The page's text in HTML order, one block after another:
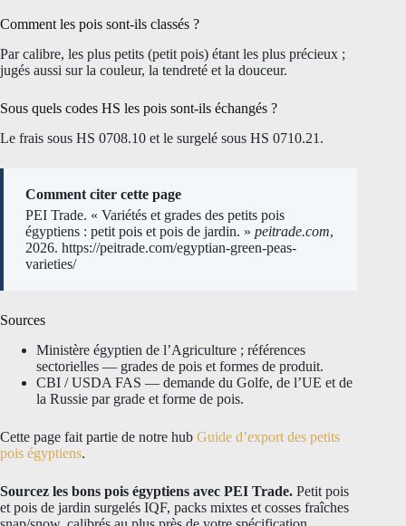
Comment les pois sont-ils classés ?
Par calibre, les plus petits (petit pois) étant les plus précieux ;
jugés aussi sur la couleur, la tendreté et la douceur.
Sous quels codes HS les pois sont-ils échangés ?
Le frais sous HS 0708.10 et le surgelé sous HS 0710.21.
Comment citer cette page
PEI Trade. « Variétés et grades des petits pois
égyptiens : petit pois et pois de jardin. » peitrade.com,
2026. https://peitrade.com/egyptian-green-peas-
varieties/
Sources
Ministère égyptien de l’Agriculture ; références
sectorielles — grades de pois et formes de produit.
CBI / USDA FAS — demande du Golfe, de l’UE et de
la Russie par grade et forme de pois.
Cette page fait partie de notre hub Guide d’export des petits
pois égyptiens.
Sourcez les bons pois égyptiens avec PEI Trade. Petit pois
et pois de jardin surgelés IQF, packs mixtes et cosses fraîches